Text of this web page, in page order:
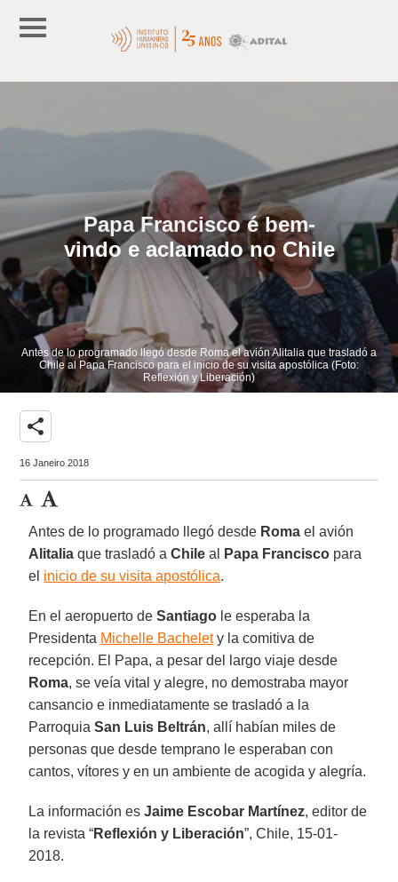
Papa Francisco é bem-
vindo e aclamado no Chile
Antes de lo programado llegó desde Roma el avión Alitalia que trasladó a
Chile al Papa Francisco para el inicio de su visita apostólica (Foto:
Reflexión y Liberación)
share
16 Janeiro 2018
Antes de lo programado llegó desde Roma el avión
Alitalia que trasladó aChile al Papa Francisco para
el inicio de su visita apostólica.
En el aeropuerto deSantiago le esperaba la
Presidenta Michelle Bachelety la comitiva de
recepción. El Papa, a pesar del largo viaje desde
Roma, se veía vital y alegre, no demostraba mayor
cansancio e inmediatamente se trasladó a la
ParroquiaSan Luis Beltrán, allí habían miles de
personas que desde temprano le esperaban con
cantos, vítores y en un ambiente de acogida y alegría.
La información esJaime Escobar Martínez, editor de
la revista “Reflexión y Liberación”, Chile, 15-01-
2018.